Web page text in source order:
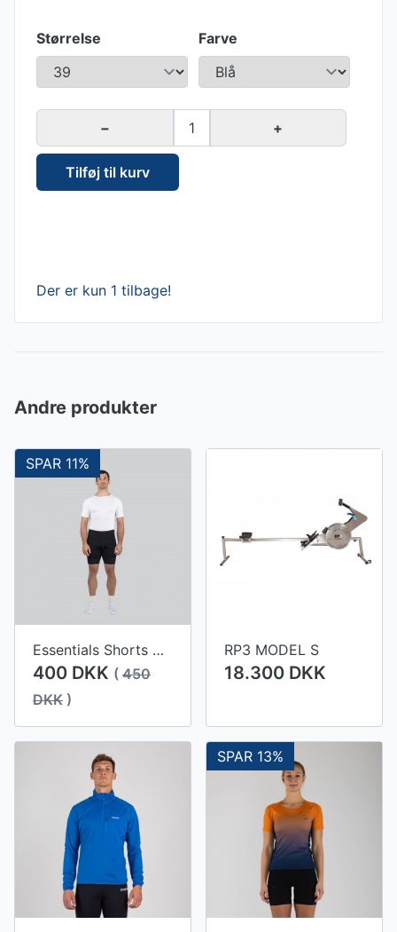
Størrelse Farve
− 1 +
Tilføj til kurv
Der er kun 1 tilbage!
Andre produkter
SPAR 11%
Essentials Shorts Men
400 DKK ( 450
DKK )
RP3 MODEL S
18.300 DKK
SPAR 13%